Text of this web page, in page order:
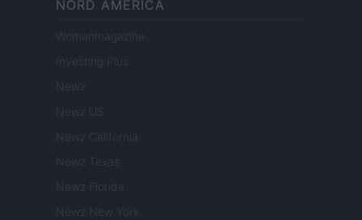
NORD AMERICA
Womanmagazine
Investing Plus
Newz
Newz US
Newz California
Newz Texas
Newz Florida
Newz New York